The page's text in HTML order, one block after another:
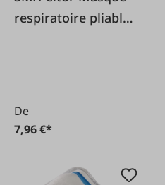
respiratoire pliable
De
7,96 €*